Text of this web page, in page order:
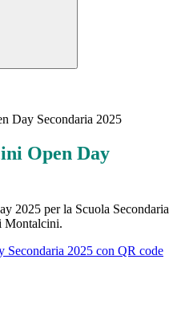
Day Secondaria 2025
Open Day
2025 per la Scuola Secondaria
Montalcini.
2025 con QR code